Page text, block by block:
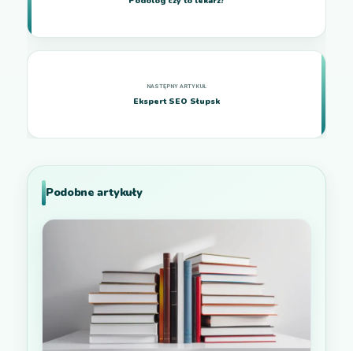
Ekspert SEO Słupsk
Podobne artykuły